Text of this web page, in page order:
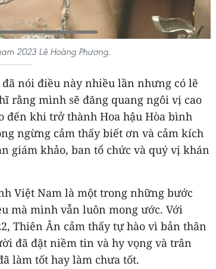
2023 Lê Hoàng Phương.
nói điều này nhiều lần nhưng có lẽ
rằng mình sẽ đăng quang ngôi vị cao
đến khi trở thành Hoa hậu Hòa bình
ngừng cảm thấy biết ơn và cảm kích
giám khảo, ban tổ chức và quý vị khán
Việt Nam là một trong những bước
mà mình vẫn luôn mong ước. Với
Thiên Ân cảm thấy tự hào vì bản thân
đã đặt niềm tin và hy vọng và trân
làm tốt hay làm chưa tốt.